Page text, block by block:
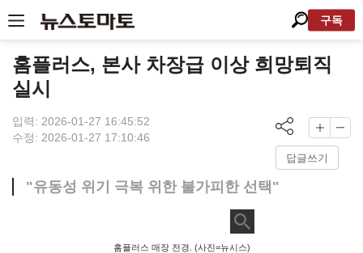
구독
홈플러스, 본사 차장급 이상 희망퇴직
실시
입력: 2026-01-27 16:45:52
수정: 2026-01-27 17:10:46
답글쓰기
"유동성 위기 극복 위한 불가피한 선택"
홈플러스 매장 전경. (사진=뉴시스)